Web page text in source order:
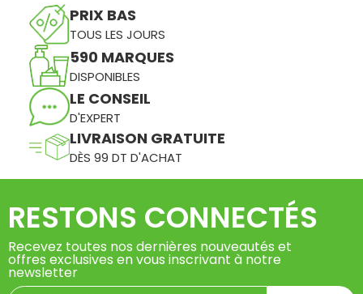
PRIX BAS
TOUS LES JOURS
590 MARQUES
DISPONIBLES
LE CONSEIL
D'EXPERT
LIVRAISON GRATUITE
DÈS 99 DT D'ACHAT
RESTONS CONNECTÉS
Recevez toutes nos dernières nouveautés et
offres exclusives en vous inscrivant à notre
newsletter